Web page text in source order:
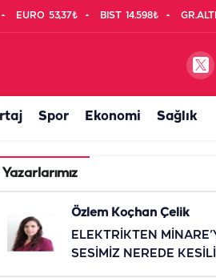
EURO 53,37₺ BIST 14.598₺
Spor Ekonomi Sağlık
Yazarlarımız
Özlem Koçhan Çelik
ELEKTRİKTEN
SESİMİZ NEREDE